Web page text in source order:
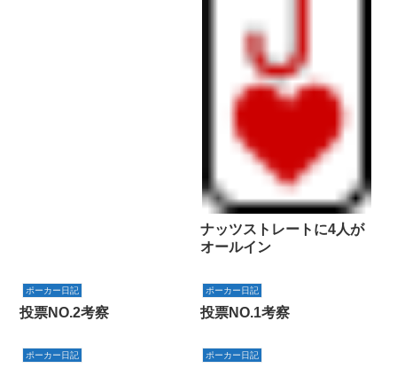
ナッツストレートに4人が
オールイン
ポーカー日記
投票NO.2考察
ポーカー日記
投票NO.1考察
ポーカー日記 ポーカー日記